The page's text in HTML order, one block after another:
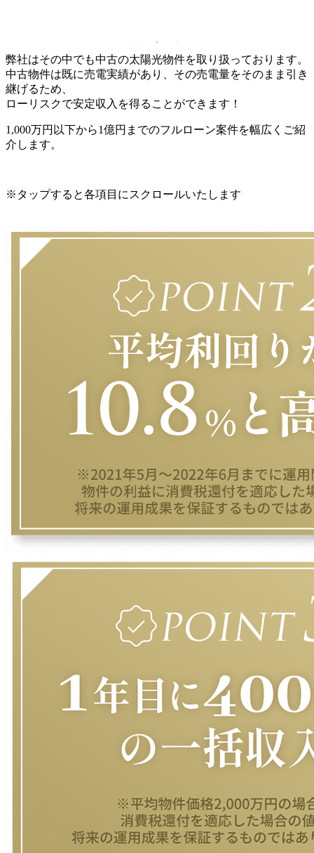
弊社はその中でも中古の太陽光物件を取り扱っております。
中古物件は既に売電実績があり、その売電量をそのまま引き
継げるため、
ローリスクで安定収入 を得ることができます！
1,000万円以下から1億円までのフルローン案件を幅広くご紹
介します。
※タップすると各項目にスクロールいたします